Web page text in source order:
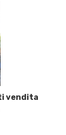
vendita